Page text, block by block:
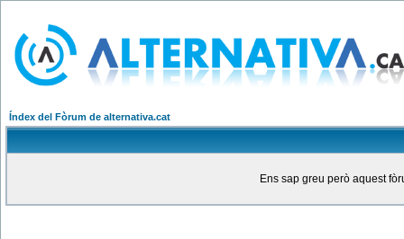
Índex del Fòrum de alternativa.cat
Ens sap greu però aquest